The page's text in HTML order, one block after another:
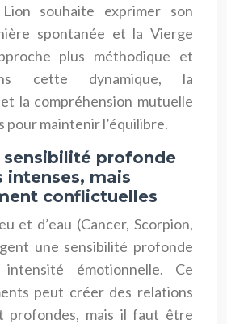
souhaite exprimer son
spontanée et la Vierge
plus méthodique et
cette dynamique, la
la compréhension mutuelle
pour maintenir l’équilibre.
sensibilité profonde
intenses, mais
conflictuelles
et d’eau (Cancer, Scorpion,
une sensibilité profonde
émotionnelle. Ce
peut créer des relations
profondes, mais il faut être